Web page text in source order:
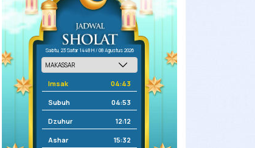
Sabtu, 23 Safar 1448 H / 08 Agustus 2026
Imsak 04:43
Subuh 04:53
Dzuhur 12:12
Ashar 15:32